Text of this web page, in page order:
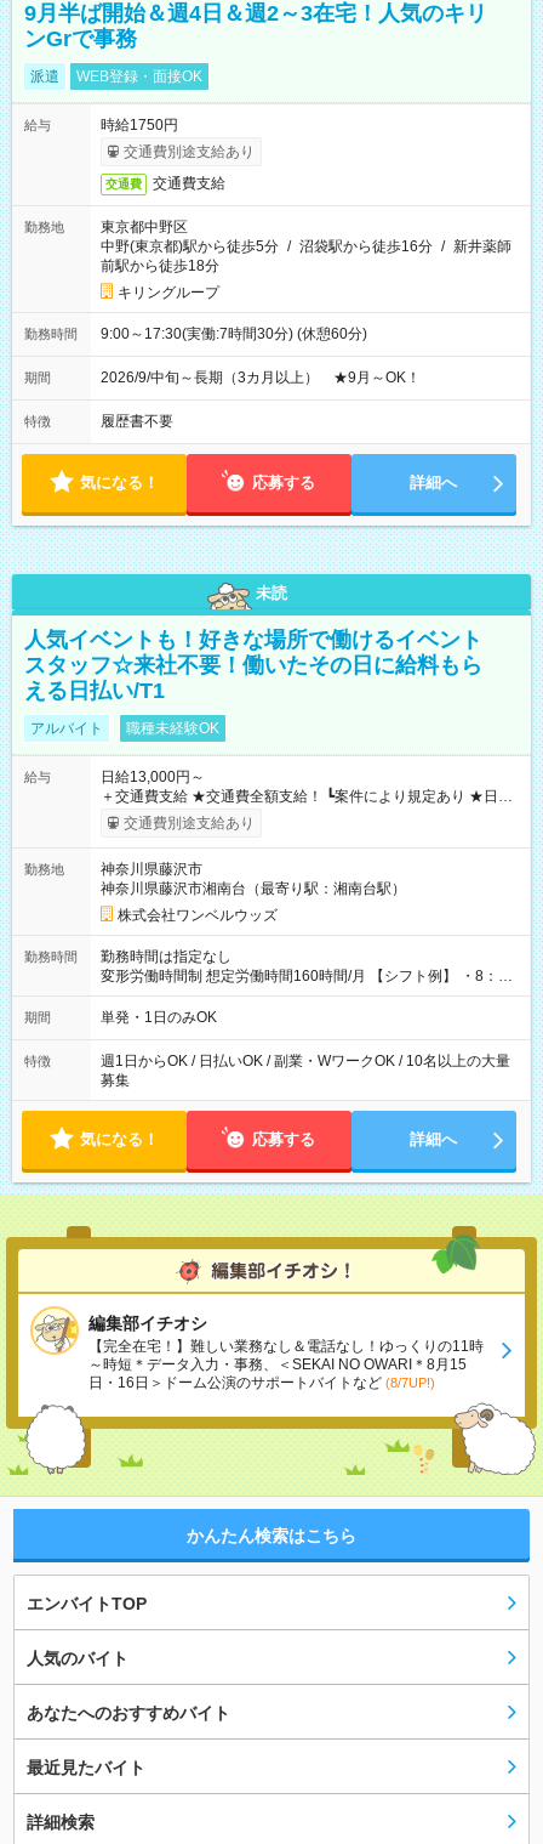
9月半ば開始＆週4日＆週2～3在宅！人気のキリ
ンGrで事務
派遣 WEB登録・面接OK
給与
時給1750円
交通費別途支給あり
交通費 交通費支給
勤務地
東京都中野区
中野(東京都)駅から徒歩5分 / 沼袋駅から徒歩16分 / 新井薬師
前駅から徒歩18分
キリングループ
勤務時間 9:00～17:30(実働:7時間30分) (休憩60分)
期間 2026/9/中旬～長期（3カ月以上） ★9月～OK！
特徴 履歴書不要
気になる！ 応募する 詳細へ
未読
人気イベントも！好きな場所で働けるイベント
スタッフ☆来社不要！働いたその日に給料もら
える日払い/T1
アルバイト 職種未経験OK
給与
日給13,000円～
＋交通費支給 ★交通費全額支給！ ┗案件により規定あり ★日払
いOK！（規定あり） ┗働いたその日に現金GET♪ お仕事後はコ
ンビニATMから 日払い分を引き落とせます！ 【試用期間】試
交通費別途支給あり
勤務地
神奈川県藤沢市
神奈川県藤沢市湘南台（最寄り駅：湘南台駅）
株式会社ワンベルウッズ
勤務時間
勤務時間は指定なし
変形労働時間制 想定労働時間160時間/月 【シフト例】 ・8：00
～21：00
期間 単発・1日のみOK
特徴
週1日からOK / 日払いOK / 副業・WワークOK / 10名以上の大量
募集
気になる！ 応募する 詳細へ
編集部イチオシ
【完全在宅！】難しい業務なし＆電話なし！ゆっくりの11時
～時短＊データ入力・事務、＜SEKAI NO OWARI＊8月15
日・16日＞ドーム公演のサポートバイトなど (8/7UP!)
かんたん検索はこちら
エンバイトTOP
人気のバイト
あなたへのおすすめバイト
最近見たバイト
詳細検索